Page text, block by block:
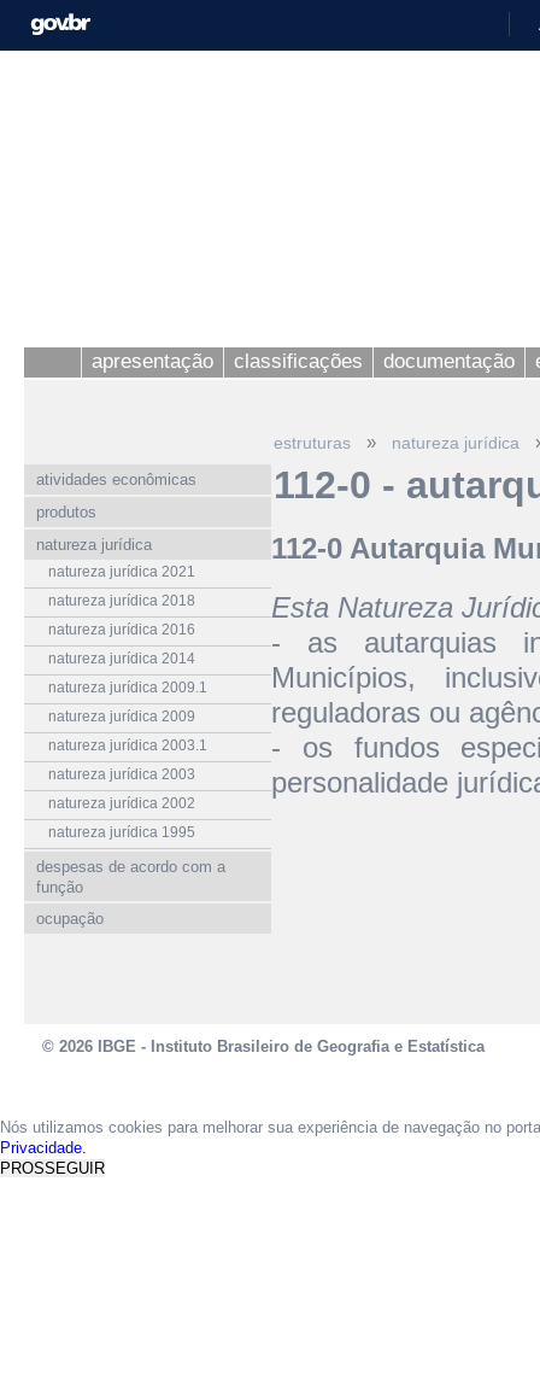
apresentação classificações documentação
atividades econômicas
produtos
natureza jurídica
natureza jurídica 2021
natureza jurídica 2018
natureza jurídica 2016
natureza jurídica 2014
natureza jurídica 2009.1
natureza jurídica 2009
natureza jurídica 2003.1
natureza jurídica 2003
natureza jurídica 2002
natureza jurídica 1995
despesas de acordo com a
função
ocupação
estruturas » natureza jurídica
112-0 -
112-0 Autarquia
Esta Natureza
- as autarquias
Municípios,
reguladoras ou
- os fundos
personalidade
© 2026 IBGE - Instituto Brasileiro de Geografia e Estatística
Nós utilizamos cookies para melhorar sua experiência de navegação no
Privacidade.
PROSSEGUIR